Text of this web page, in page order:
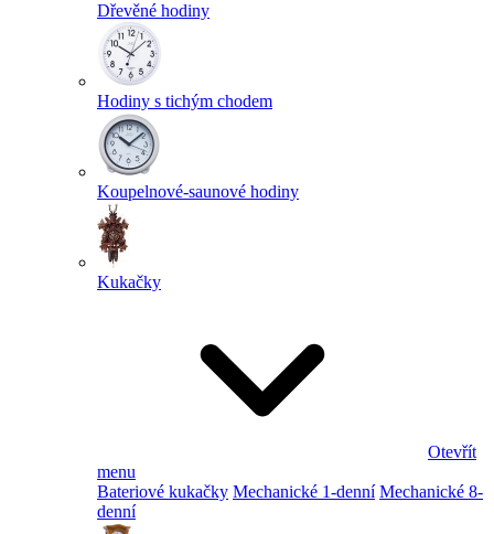
Dřevěné hodiny
Hodiny s tichým chodem
Koupelnové-saunové hodiny
Kukačky
Otevřít
menu
Bateriové kukačky Mechanické 1-denní Mechanické 8-
denní